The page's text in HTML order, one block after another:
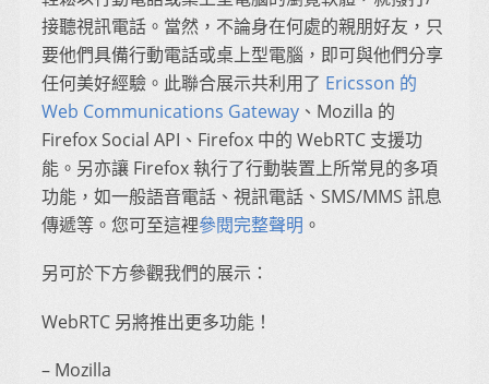
接聽視訊電話。當然，不論身在何處的親朋好友，只
要他們具備行動電話或桌上型電腦，即可與他們分享
任何美好經驗。此聯合展示共利用了 Ericsson 的
Web Communications Gateway 、Mozilla 的
Firefox Social API、Firefox 中的 WebRTC 支援功
能。另亦讓 Firefox 執行了行動裝置上所常見的多項
功能，如一般語音電話、視訊電話、SMS/MMS 訊息
傳遞等。您可至這裡參閱完整聲明 。
另可於下方參觀我們的展示：
WebRTC 另將推出更多功能！
– Mozilla